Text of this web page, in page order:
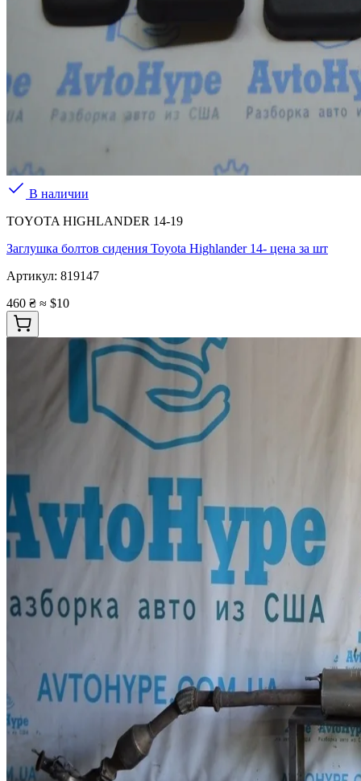
В наличии
TOYOTA HIGHLANDER 14-19
Заглушка болтов сидения Toyota Highlander 14- цена за шт
Артикул: 819147
460 ₴ ≈ $10